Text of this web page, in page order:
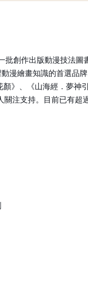
作出版動漫技法圖
漫繪畫知識的首選品牌
、《山海經．夢神引
注支持。目前已有